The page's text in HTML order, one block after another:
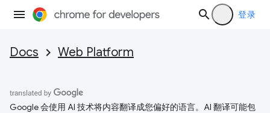
登录
Docs Web Platform
Google 会使用 AI 技术将内容翻译成您偏好的语言。AI 翻译可能包